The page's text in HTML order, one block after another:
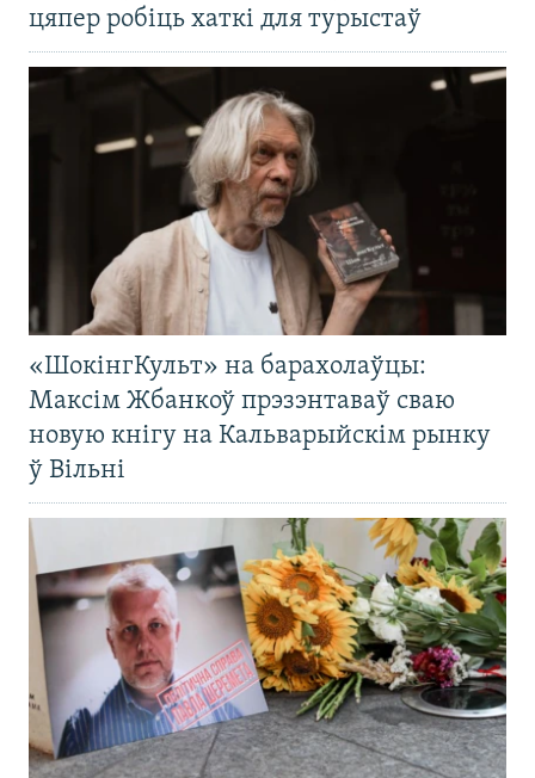
цяпер робіць хаткі для турыстаў
«ШокінгКульт» на барахолаўцы:
Максім Жбанкоў прэзэнтаваў сваю
новую кнігу на Кальварыйскім рынку
ў Вільні